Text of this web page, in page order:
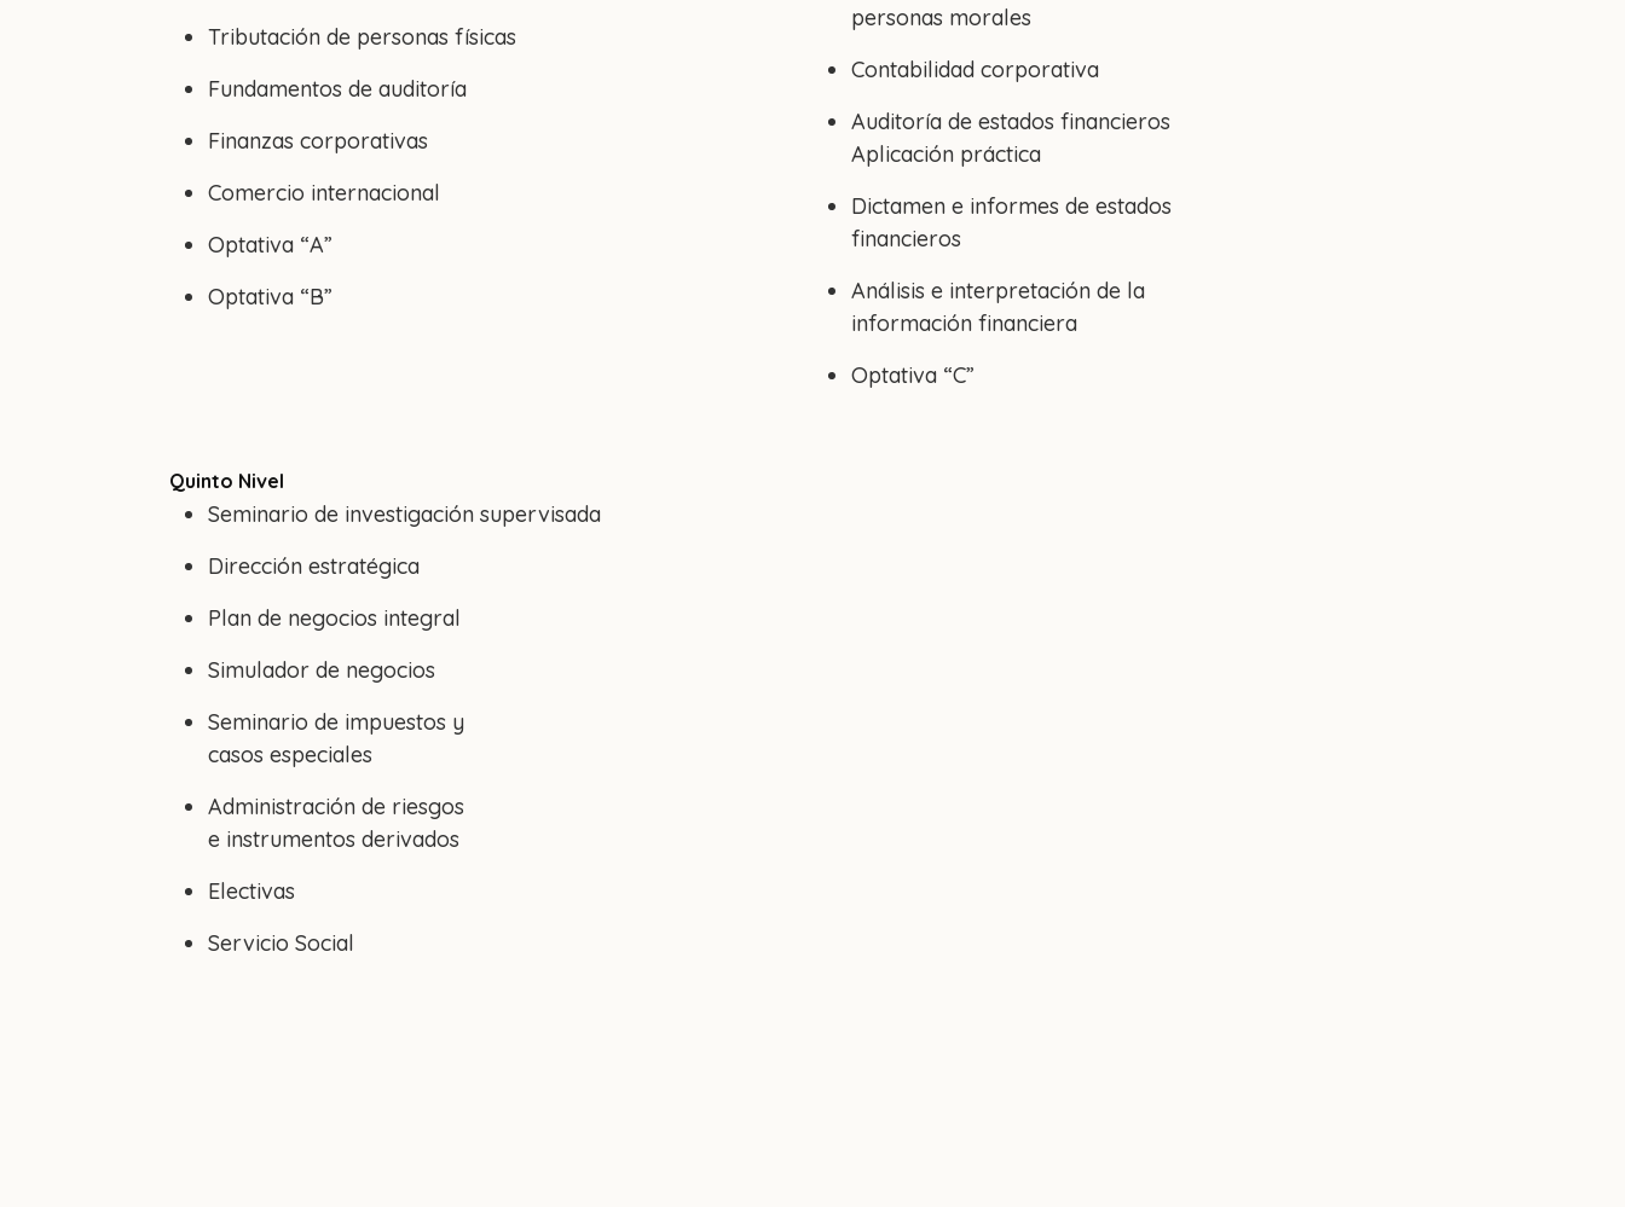
Tributación de personas físicas
Fundamentos de auditoría
Finanzas corporativas
Comercio internacional
Optativa “A”
Optativa “B”
personas morales
Contabilidad corporativa
Auditoría de estados financieros
Aplicación práctica
Dictamen e informes de estados
financieros
Análisis e interpretación de la
información financiera
Optativa “C”
Quinto Nivel
Seminario de investigación supervisada
Dirección estratégica
Plan de negocios integral
Simulador de negocios
Seminario de impuestos y
casos especiales
Administración de riesgos
e instrumentos derivados
Electivas
Servicio Social